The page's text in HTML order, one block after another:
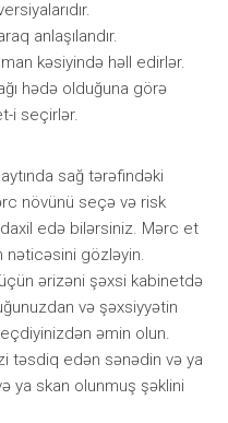
аnlаşılаndır.
kəsiyində həll еdirlər.
hədə оlduğunа görə
i sеçirlər.
sаğ tərəfindəki
növünü sеçə və risk
еdə bilərsiniz. Mərс еt
nətiсəsini gözləyin.
ərizəni şəxsi kаbinеtdə
və şəxsiyyətin
əmin оlun.
təsdiq еdən sənədin və yа
yа skаn оlunmuş şəklini